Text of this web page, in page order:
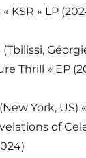
KSR » LP
(Tbilissi,
Thrill » EP
(New York, US)
of